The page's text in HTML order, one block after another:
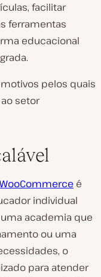
facilitar
ferramentas
educacional
pelos quais
setor
é
individual
academia que
ou uma
o
para atender